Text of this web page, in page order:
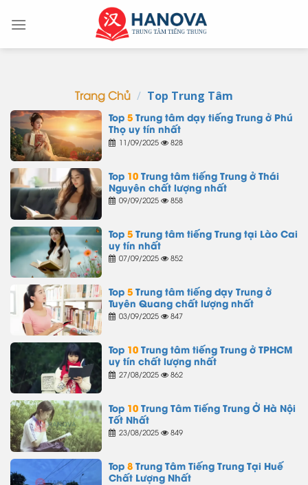
Trang Chủ / Top Trung Tâm
Top 5Trung tâm dạy tiếng Trung ở Phú
Thọ uy tín nhất
11/09/2025 828
Top 10Trung tâm tiếng Trung ở Thái
Nguyên chất lượng nhất
09/09/2025 858
Top 5Trung tâm tiếng Trung tại Lào Cai
uy tín nhất
07/09/2025 852
Top 5Trung tâm tiếng dạy Trung ở
Tuyên Quang chất lượng nhất
03/09/2025 847
Top 10Trung tâm tiếng Trung ở TPHCM
uy tín chất lượng nhất
27/08/2025 862
Top 10Trung Tâm Tiếng Trung Ở Hà Nội
Tốt Nhất
23/08/2025 849
Top 8Trung Tâm Tiếng Trung Tại Huế
Chất Lượng Nhất